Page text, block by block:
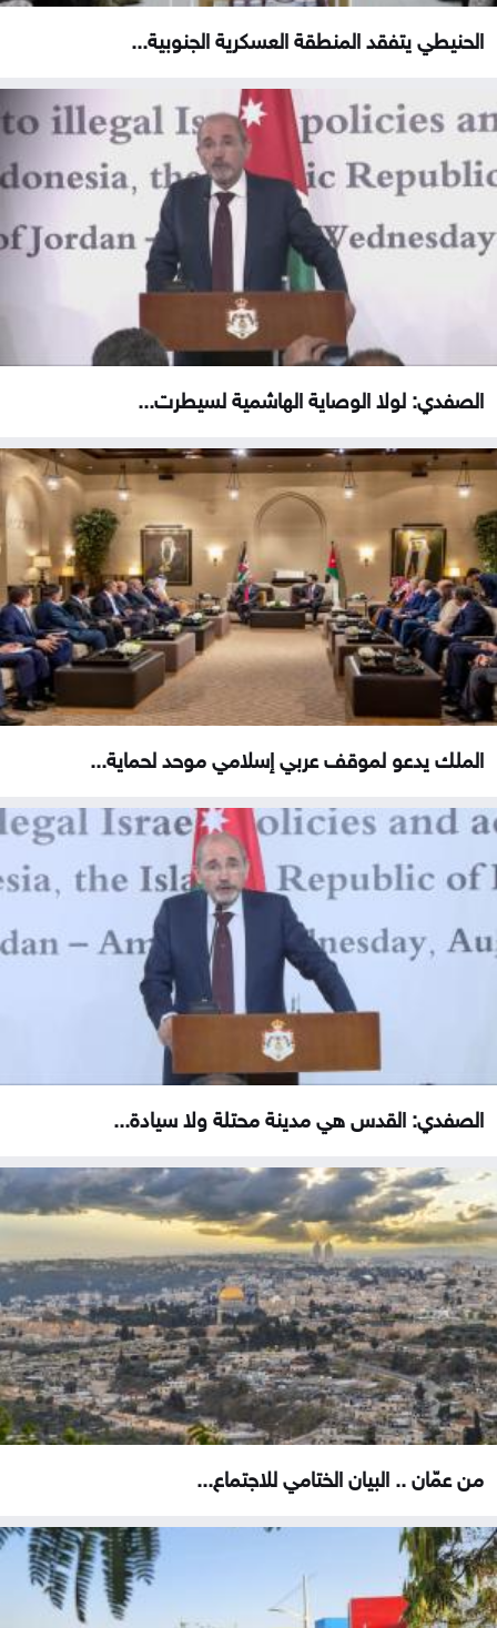
الحنيطي يتفقد المنطقة العسكرية الجنوبية...
الصفدي: لولا الوصاية الهاشمية لسيطرت...
الملك يدعو لموقف عربي إسلامي موحد لحماية...
الصفدي: القدس هي مدينة محتلة ولا سيادة...
من عمّان .. البيان الختامي للاجتماع...